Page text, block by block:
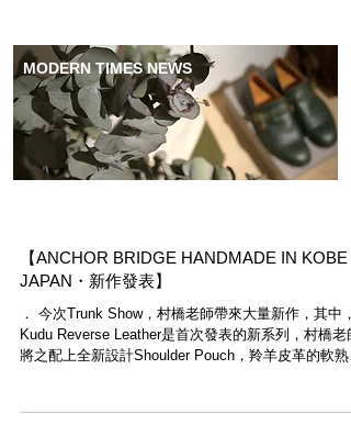
MODERN TIMES NEWS
【ANCHOR BRIDGE HANDMADE IN KOBE
JAPAN・新作發表】
． 今次Trunk Show，村橋老師帶來大量新作，其中，
Kudu Reverse Leather是首次發表的新系列，村橋老
將之配上全新設計Shoulder Pouch，羚羊皮革的軟熟